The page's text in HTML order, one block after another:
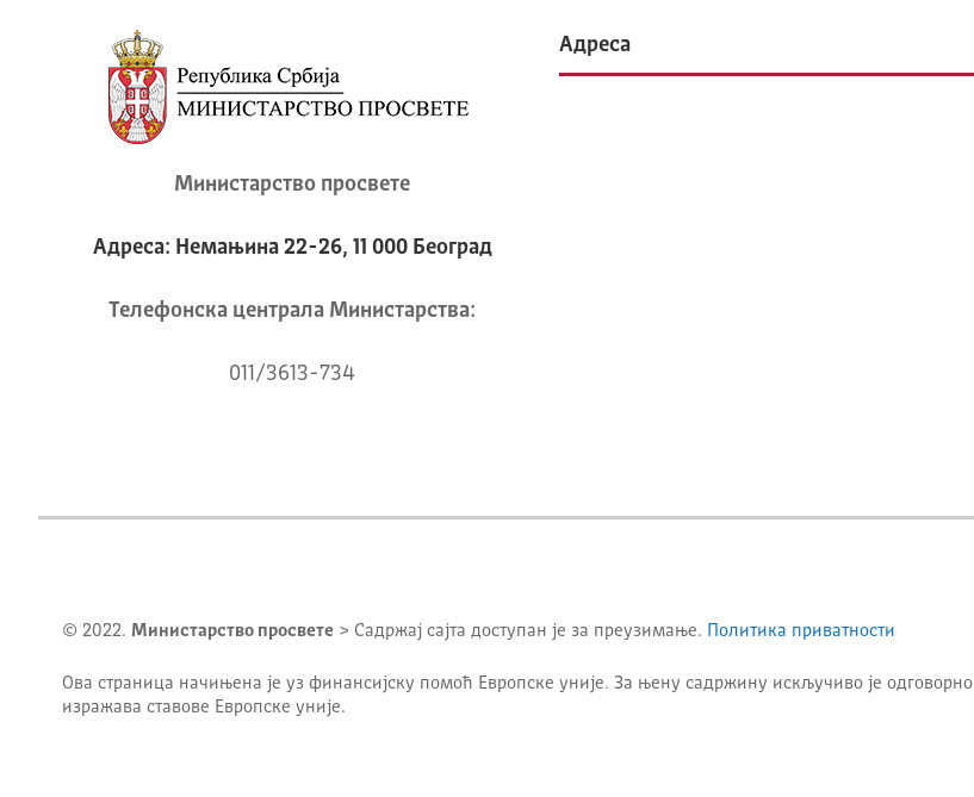
Министарство просвете
Адреса: Немањина 22-26, 11 000 Београд
Телeфонска централа Mинистарства:
011/3613-734
Адреса
© 2022. Министарство просвете > Садржај сајта доступан је за преузимање. Политика приватности
Ова страница начињена је уз финансијску помоћ Европске уније. За њену садржину искључиво је одговорно
изражава ставове Европске уније.